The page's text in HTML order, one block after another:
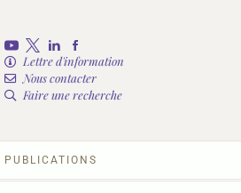
Lettre d'information
Nous contacter
Faire une recherche
PUBLICATIONS